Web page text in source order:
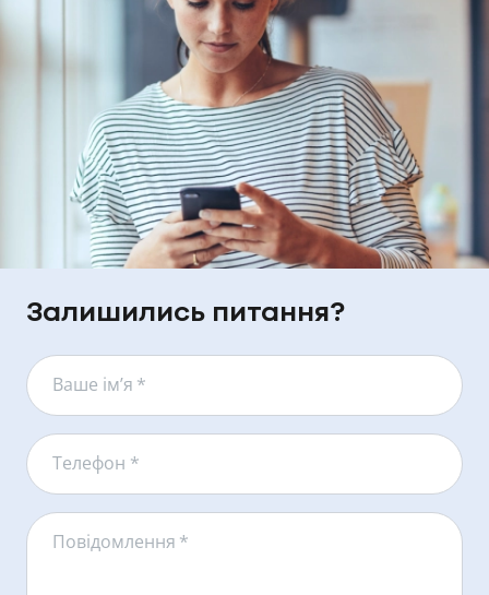
Залишились питання?
Ваше ім’я *
Телефон *
Повідомлення *